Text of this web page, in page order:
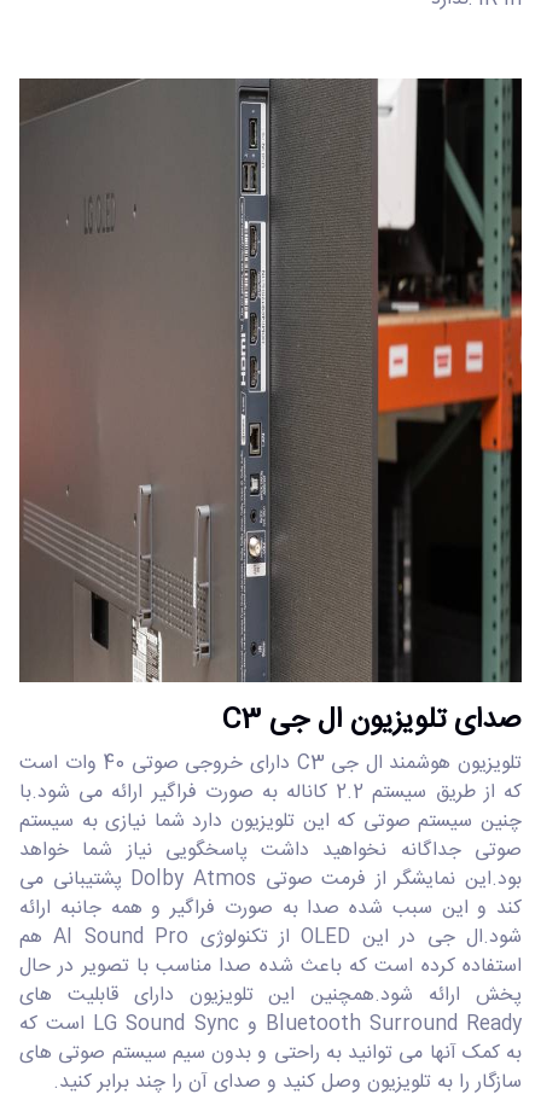
صدای تلویزیون ال جی C3
تلویزیون هوشمند ال جی C3 دارای خروجی صوتی 40 وات است
که از طریق سیستم 2.2 کاناله به صورت فراگیر ارائه می شود.با
چنین سیستم صوتی که این تلویزیون دارد شما نیازی به سیستم
صوتی جداگانه نخواهید داشت پاسخگویی نیاز شما خواهد
بود.این نمایشگر از فرمت صوتی Dolby Atmos پشتیبانی می
کند و این سبب شده صدا به صورت فراگیر و همه جانبه ارائه
شود.ال جی در این OLED از تکنولوژی AI Sound Pro هم
استفاده کرده است که باعث شده صدا مناسب با تصویر در حال
پخش ارائه شود.همچنین این تلویزیون دارای قابلیت های
Bluetooth Surround Ready و LG Sound Sync است که
به کمک آنها می توانید به راحتی و بدون سیم سیستم صوتی های
سازگار را به تلویزیون وصل کنید و صدای آن را چند برابر کنید.